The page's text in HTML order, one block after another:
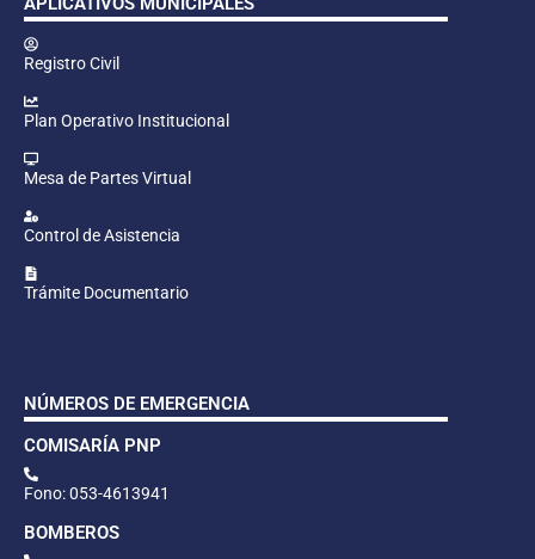
Registro Civil
Plan Operativo Institucional
Mesa de Partes Virtual
Control de Asistencia
Trámite Documentario
NÚMEROS DE EMERGENCIA
COMISARÍA PNP
Fono: 053-4613941
BOMBEROS